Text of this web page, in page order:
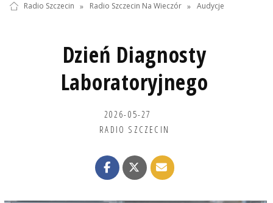
Radio Szczecin » Radio Szczecin Na Wieczór » Audycje
Dzień Diagnosty
Laboratoryjnego
2026-05-27
RADIO SZCZECIN